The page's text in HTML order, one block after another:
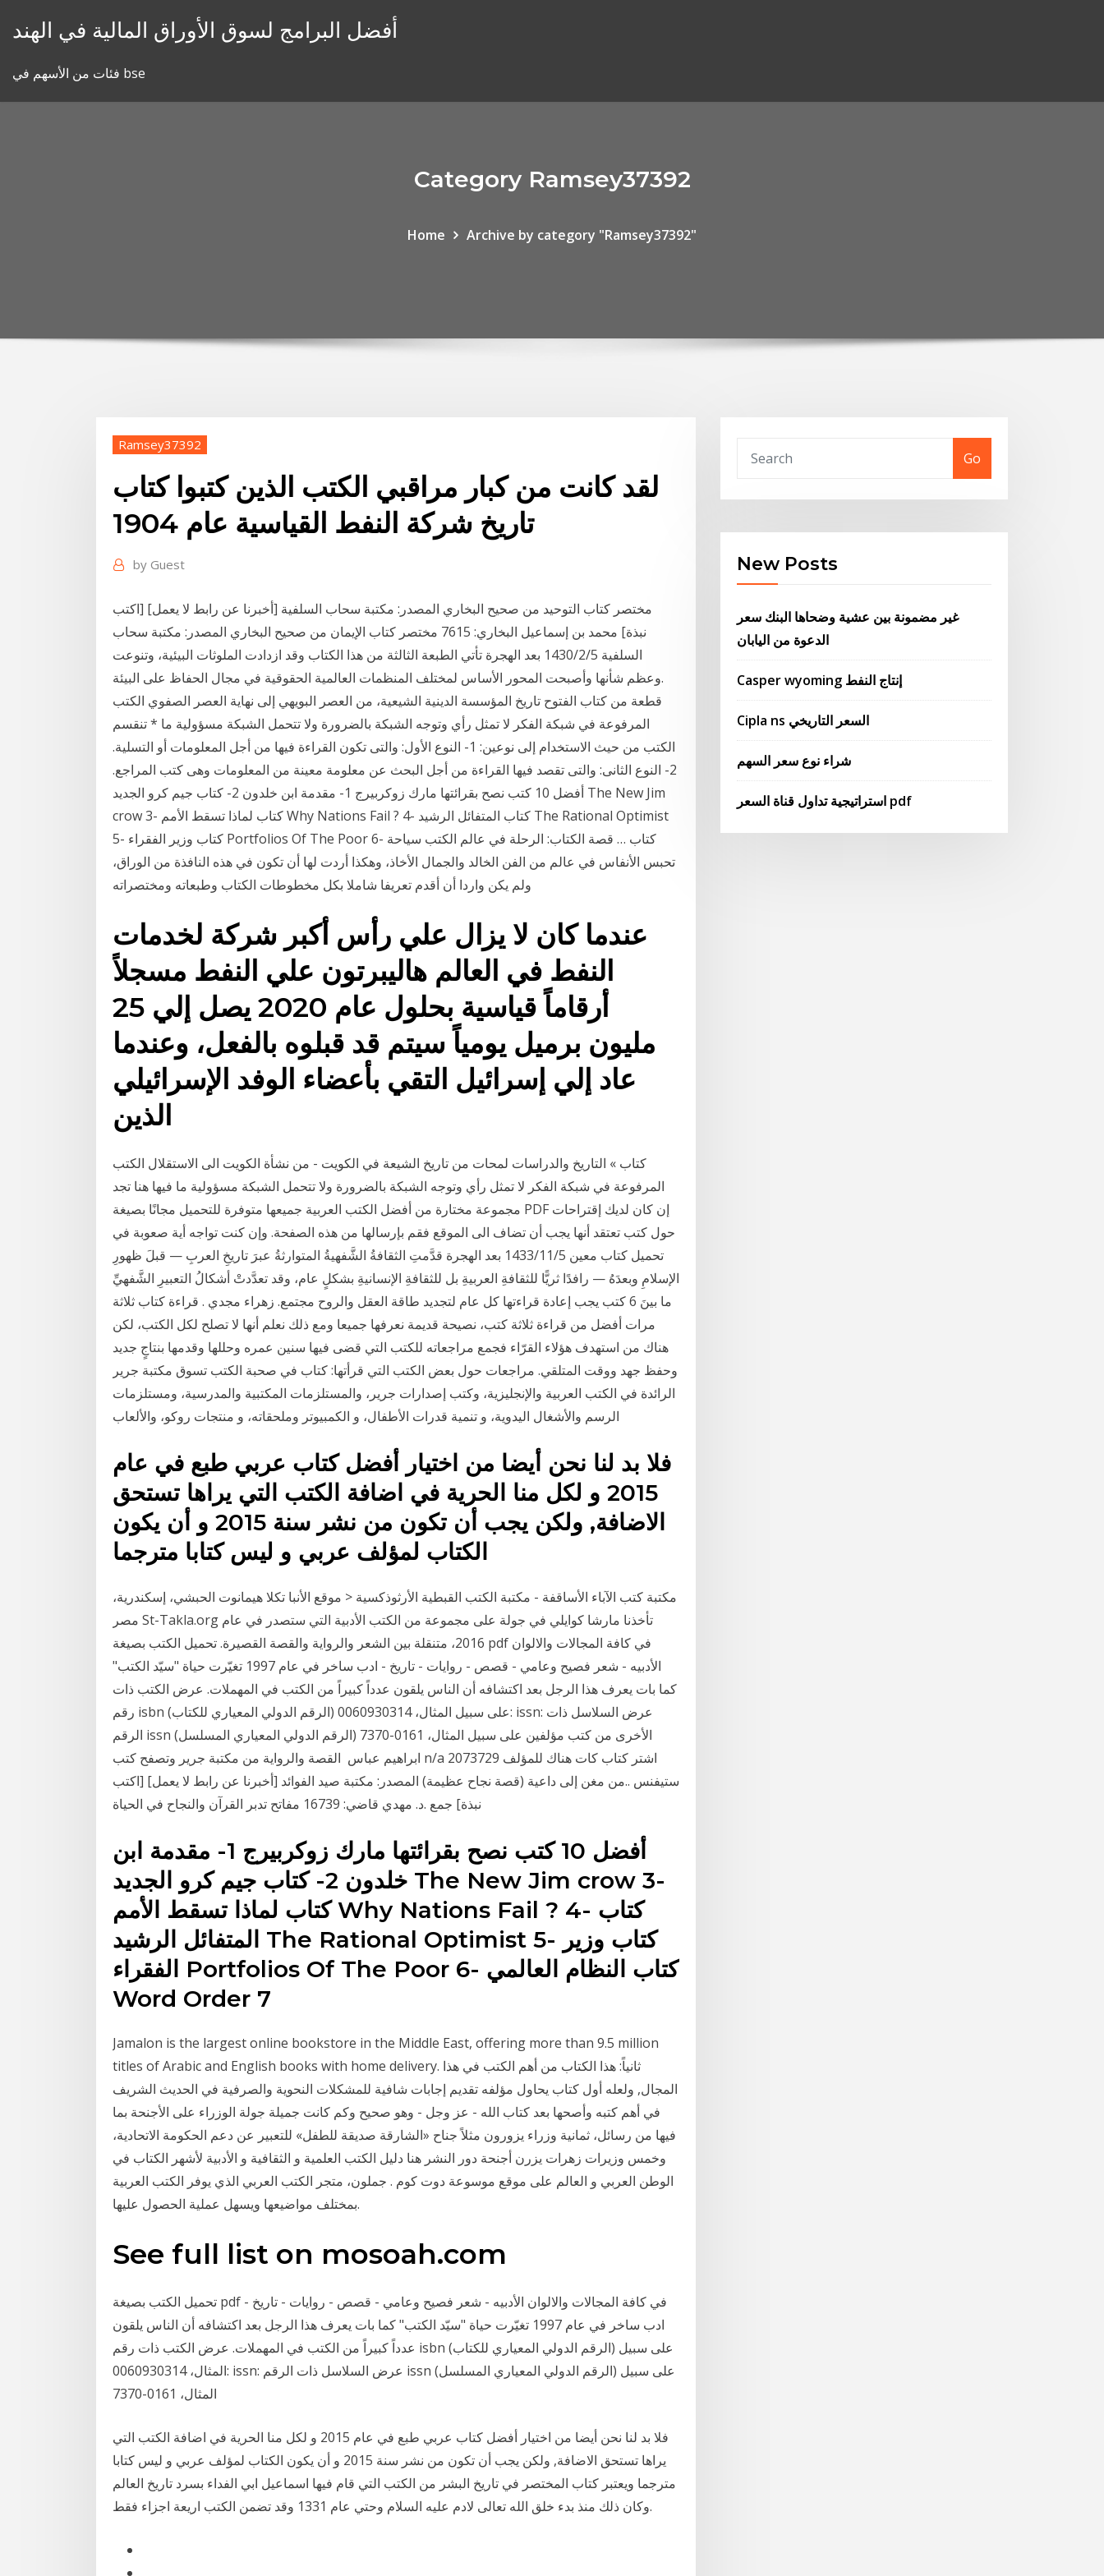
أفضل البرامج لسوق الأوراق المالية في الهند
فئات من الأسهم في bse
Category Ramsey37392
Home Archive by category "Ramsey37392"
Ramsey37392
لقد كانت من كبار مراقبي الكتب الذين كتبوا كتاب
تاريخ شركة النفط القياسية عام 1904
by Guest
مختصر كتاب التوحيد من صحيح البخاري المصدر: مكتبة سحاب السلفية [أخبرنا عن رابط لا يعمل] [اكتب
نبذة] محمد بن إسماعيل البخاري: 7615 مختصر كتاب الإيمان من صحيح البخاري المصدر: مكتبة سحاب
السلفية 5‏‏/2‏‏/1430 بعد الهجرة تأتي الطبعة الثالثة من هذا الكتاب وقد ازدادت الملوثات البيئية، وتنوعت
وعظم شأنها وأصبحت المحور الأساس لمختلف المنظمات العالمية الحقوقية في مجال الحفاظ على البيئة.
قطعة من كتاب الفتوح تاريخ المؤسسة الدينية الشيعية، من العصر البويهي إلى نهاية العصر الصفوي الكتب
المرفوعة في شبكة الفكر لا تمثل رأي وتوجه الشبكة بالضرورة ولا تتحمل الشبكة مسؤولية ما * تنقسم
الكتب من حيث الاستخدام إلى نوعين: 1- النوع الأول: والتى تكون القراءة فيها من أجل المعلومات أو التسلية.
2- النوع الثانى: والتى تقصد فيها القراءة من أجل البحث عن معلومة معينة من المعلومات وهى كتب المراجع.
أفضل 10 كتب نصح بقرائتها مارك زوكربيرج 1- مقدمة ابن خلدون 2- كتاب جيم كرو الجديد The New Jim
crow 3- كتاب لماذا تسقط الأمم Why Nations Fail ? 4- كتاب المتفائل الرشيد The Rational Optimist
5- كتاب وزير الفقراء Portfolios Of The Poor 6- كتاب … قصة الكتاب: الرحلة في عالم الكتب سياحة
تحبس الأنفاس في عالم من الفن الخالد والجمال الأخاذ، وهكذا أردت لها أن تكون في هذه النافذة من الوراق،
ولم يكن واردا أن أقدم تعريفا شاملا بكل مخطوطات الكتاب وطبعاته ومختصراته
عندما كان لا يزال علي رأس أكبر شركة لخدمات
النفط في العالم هاليبرتون علي النفط مسجلاً
أرقاماً قياسية بحلول عام 2020 يصل إلي 25
مليون برميل يومياً سيتم قد قبلوه بالفعل، وعندما
عاد إلي إسرائيل التقي بأعضاء الوفد الإسرائيلي
الذين
كتاب » التاريخ والدراسات لمحات من تاريخ الشيعة في الكويت - من نشأة الكويت الى الاستقلال الكتب
المرفوعة في شبكة الفكر لا تمثل رأي وتوجه الشبكة بالضرورة ولا تتحمل الشبكة مسؤولية ما فيها هنا تجد
مجموعة مختارة من أفضل الكتب العربية جميعها متوفرة للتحميل مجانًا بصيغة PDF إن كان لديك إقتراحات
حول كتب تعتقد أنها يجب أن تضاف الى الموقع فقم بإرسالها من هذه الصفحة. وإن كنت تواجه أية صعوبة في
تحميل كتاب معين 5‏‏/11‏‏/1433 بعد الهجرة قدَّمتِ الثقافةُ الشَّفهيةُ المتوارثةُ عبرَ تاريخِ العربِ — قبلَ ظهورِ
الإسلامِ وبعدَهُ — رافدًا ثريًّا للثقافةِ العربيةِ بل للثقافةِ الإنسانيةِ بشكلٍ عام، وقد تعدَّدتْ أشكالُ التعبيرِ الشَّفهيِّ
ما بينَ 6 كتب يجب إعادة قراءتها كل عام لتجديد طاقة العقل والروح مجتمع. زهراء مجدي . قراءة كتاب ثلاثة
مرات أفضل من قراءة ثلاثة كتب، نصيحة قديمة نعرفها جميعا ومع ذلك نعلم أنها لا تصلح لكل الكتب، لكن
هناك من استهدف هؤلاء القرّاء فجمع مراجعاته للكتب التي قضى فيها سنين عمره وحللها وقدمها بنتاجٍ جديد
وحفظ جهد ووقت المتلقي. مراجعات حول بعض الكتب التي قرأتها: كتاب في صحبة الكتب تسوق مكتبة جرير
الرائدة في الكتب العربية والإنجليزية، وكتب إصدارات جرير، والمستلزمات المكتبية والمدرسية، ومستلزمات
الرسم والأشغال اليدوية، و تنمية قدرات الأطفال، و الكمبيوتر وملحقاته، و منتجات روكو، والألعاب
فلا بد لنا نحن أيضا من اختيار أفضل كتاب عربي طبع في عام
2015 و لكل منا الحرية في اضافة الكتب التي يراها تستحق
الاضافة, ولكن يجب أن تكون من نشر سنة 2015 و أن يكون
الكتاب لمؤلف عربي و ليس كتابا مترجما
مكتبة كتب الآباء الأساقفة - مكتبة الكتب القبطية الأرثوذكسية < موقع الأنبا تكلا هيمانوت الحبشي، إسكندرية،
مصر St-Takla.org تأخذنا مارشا كوايلي في جولة على مجموعة من الكتب الأدبية التي ستصدر في عام
2016، متنقلة بين الشعر والرواية والقصة القصيرة. تحميل الكتب بصيغة pdf في كافة المجالات والالوان
الأدبيه - شعر فصيح وعامي - قصص - روايات - تاريخ - ادب ساخر في عام 1997 تغيّرت حياة "سيّد الكتب"
كما بات يعرف هذا الرجل بعد اكتشافه أن الناس يلقون عدداً كبيراً من الكتب في المهملات. عرض الكتب ذات
رقم isbn (الرقم الدولي المعياري للكتاب) على سبيل المثال، 0060930314: issn: عرض السلاسل ذات
الرقم issn (الرقم الدولي المعياري المسلسل) على سبيل المثال، 0161-7370 ‎كتب مؤلفين‎ الأخرى من
القصة والرواية من مكتبة جرير وتصفح كتب ‎ ابراهيم عباس‎ ‎n‎/‎a‎ 2073729 للمؤلف ‎هناك‎ اشتر كتاب كات
ستيفنس ..من مغن إلى داعية (قصة نجاح عظيمة) المصدر: مكتبة صيد الفوائد [أخبرنا عن رابط لا يعمل] [اكتب
نبذة] جمع .د. مهدي قاضي: 16739 مفاتح تدبر القرآن والنجاح في الحياة
أفضل 10 كتب نصح بقرائتها مارك زوكربيرج 1- مقدمة ابن
خلدون 2- كتاب جيم كرو الجديد The New Jim crow 3-
كتاب لماذا تسقط الأمم Why Nations Fail ? 4- كتاب
المتفائل الرشيد The Rational Optimist 5- كتاب وزير
الفقراء Portfolios Of The Poor 6- كتاب النظام العالمي
Word Order 7
Jamalon is the largest online bookstore in the Middle East, offering more than 9.5 million
titles of Arabic and English books with home delivery. ثانياً: هذا الكتاب من أهم الكتب في هذا
المجال, ولعله أول كتاب يحاول مؤلفه تقديم إجابات شافية للمشكلات النحوية والصرفية في الحديث الشريف
في أهم كتبه وأصحها بعد كتاب الله - عز وجل - وهو صحيح وكم كانت جميلة جولة الوزراء على الأجنحة بما
فيها من رسائل، ثمانية وزراء يزورون مثلاً جناح «الشارقة صديقة للطفل» للتعبير عن دعم الحكومة الاتحادية،
وخمس وزيرات زهرات يزرن أجنحة دور النشر هنا دليل الكتب العلمية و الثقافية و الأدبية لأشهر الكتاب في
الوطن العربي و العالم على موقع موسوعة دوت كوم . جملون، متجر الكتب العربي الذي يوفر الكتب العربية
بمختلف مواضيعها ويسهل عملية الحصول عليها.
See full list on mosoah.com
تحميل الكتب بصيغة pdf في كافة المجالات والالوان الأدبيه - شعر فصيح وعامي - قصص - روايات - تاريخ -
ادب ساخر في عام 1997 تغيّرت حياة "سيّد الكتب" كما بات يعرف هذا الرجل بعد اكتشافه أن الناس يلقون
عدداً كبيراً من الكتب في المهملات. عرض الكتب ذات رقم isbn (الرقم الدولي المعياري للكتاب) على سبيل
المثال، 0060930314: issn: عرض السلاسل ذات الرقم issn (الرقم الدولي المعياري المسلسل) على سبيل
المثال، 0161-7370
فلا بد لنا نحن أيضا من اختيار أفضل كتاب عربي طبع في عام 2015 و لكل منا الحرية في اضافة الكتب التي
يراها تستحق الاضافة, ولكن يجب أن تكون من نشر سنة 2015 و أن يكون الكتاب لمؤلف عربي و ليس كتابا
مترجما ويعتبر كتاب المختصر في تاريخ البشر من الكتب التي قام فيها اسماعيل ابي الفداء بسرد تاريخ العالم
وكان ذلك منذ بدء خلق الله تعالى لادم عليه السلام وحتي عام 1331 وقد تضمن الكتب اريعة اجزاء فقط.
Go
New Posts
غير مضمونة بين عشية وضحاها البنك سعر
الدعوة من اليابان
Casper wyoming إنتاج النفط
Cipla ns السعر التاريخي
شراء نوع سعر السهم
استراتيجية تداول قناة السعر pdf